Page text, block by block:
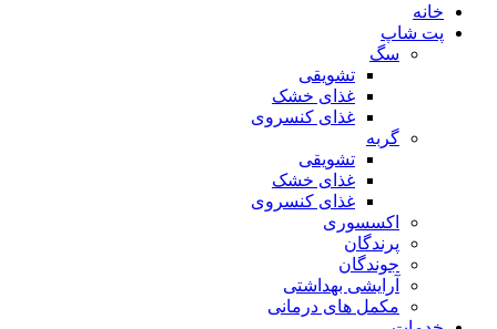
خانه
پت شاپ
سگ
تشویقی
غذای خشک
غذای کنسروی
گربه
تشویقی
غذای خشک
غذای کنسروی
اکسسوری
پرندگان
جوندگان
آرایشی بهداشتی
مکمل های درمانی